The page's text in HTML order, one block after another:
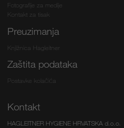
Fotografije za medije
Kontakt za tisak
Preuzimanja
Knjižnica Hagleitner
Zaštita podataka
Postavke kolačića
Kontakt
HAGLEITNER HYGIENE HRVATSKA d.o.o.